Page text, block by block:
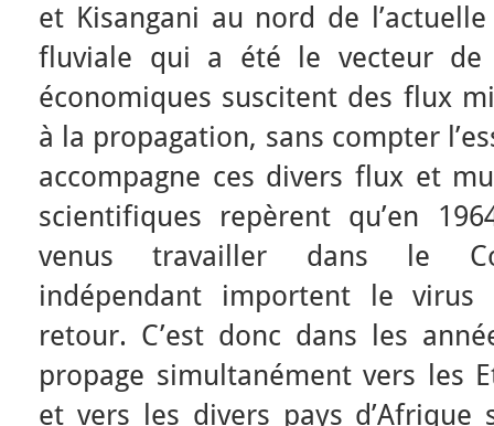
et Kisangani au nord de
fluviale qui a été le vecteur de
économiques suscitent des flux
à la propagation, sans compter
accompagne ces divers flux et
scientifiques repèrent qu’en
venus travailler dans le
indépendant importent le
retour. C’est donc dans les
propage simultanément vers les
et vers les divers pays d’Afrique